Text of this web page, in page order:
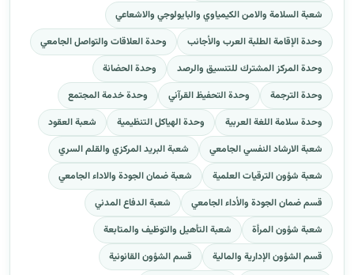
شعبة السلامة والامن الكيمياوي والبايولوجي والاشعاعي
وحدة الإقامة الطلبة العرب والأجانب
وحدة العلاقات والتواصل الجامعي
وحدة المركز المشترك للتنسيق والرصد
وحدة الحضانة
وحدة الترجمة
وحدة التحفيظ القرآني
وحدة خدمة المجتمع
وحدة سلامة اللغة العربية
وحدة الهياكل التنظيمية
شعبة العقود
شعبة الارشاد النفسي الجامعي
شعبة البريد المركزي والقلم السري
شعبة شؤون الترقيات العلمية
شعبة ضمان الجودة والاداء الجامعي
قسم ضمان الجودة والأداء الجامعي
شعبة الدفاع المدني
شعبة شؤون المرأة
شعبة التأهيل والتوظيف والمتابعة
قسم الشؤون الإدارية والمالية
قسم الشؤون القانونية